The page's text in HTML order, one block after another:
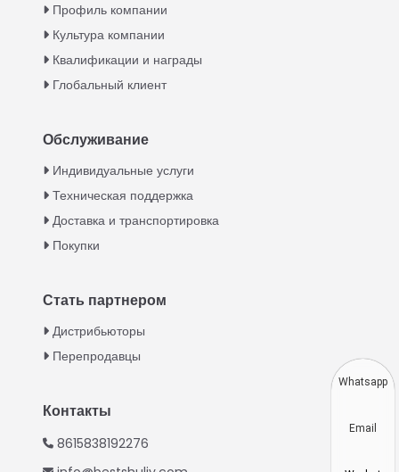
Профиль компании
Культура компании
Квалификации и награды
Глобальный клиент
Обслуживание
Индивидуальные услуги
Техническая поддержка
Доставка и транспортировка
Покупки
Стать партнером
Дистрибьюторы
Перепродавцы
Контакты
8615838192276
Swahili
Urdu
Greek
Italian
Whatsapp
Email